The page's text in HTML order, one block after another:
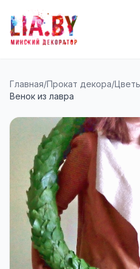
Главная/Прокат декора/
Венок из лавра